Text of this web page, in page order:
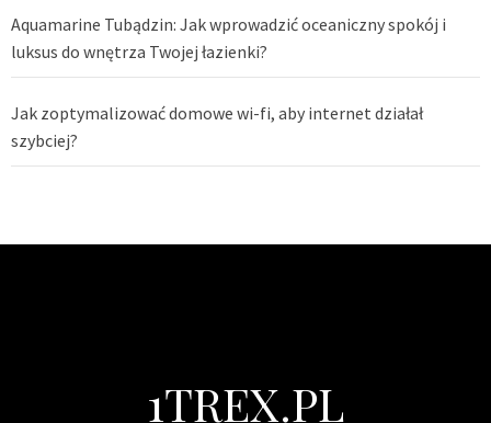
Aquamarine Tubądzin: Jak wprowadzić oceaniczny spokój i
luksus do wnętrza Twojej łazienki?
Jak zoptymalizować domowe wi-fi, aby internet działał
szybciej?
1TREX.PL